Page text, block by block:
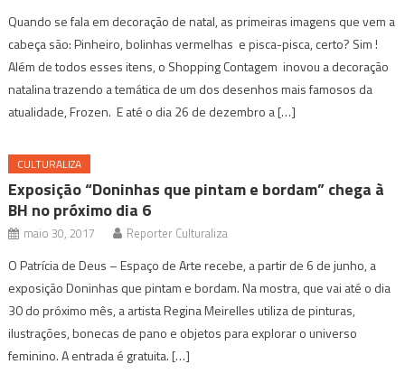
Quando se fala em decoração de natal, as primeiras imagens que vem a
cabeça são: Pinheiro, bolinhas vermelhas e pisca-pisca, certo? Sim !
Além de todos esses itens, o Shopping Contagem inovou a decoração
natalina trazendo a temática de um dos desenhos mais famosos da
atualidade, Frozen. E até o dia 26 de dezembro a […]
CULTURALIZA
Exposição “Doninhas que pintam e bordam” chega à
BH no próximo dia 6
maio 30, 2017 Reporter Culturaliza
O Patrícia de Deus – Espaço de Arte recebe, a partir de 6 de junho, a
exposição Doninhas que pintam e bordam. Na mostra, que vai até o dia
30 do próximo mês, a artista Regina Meirelles utiliza de pinturas,
ilustrações, bonecas de pano e objetos para explorar o universo
feminino. A entrada é gratuita. […]